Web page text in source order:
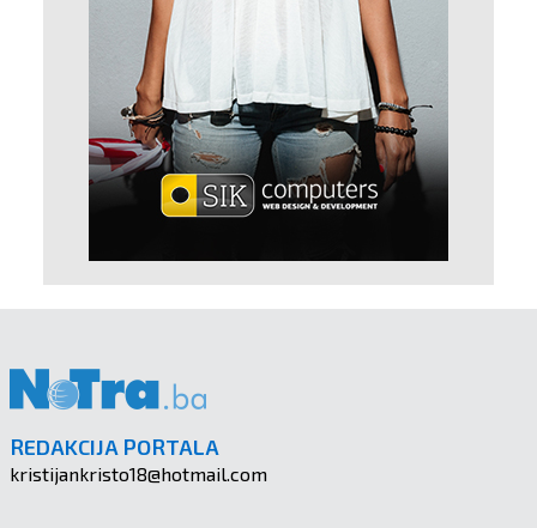
REDAKCIJA PORTALA
kristijankristo18@hotmail.com